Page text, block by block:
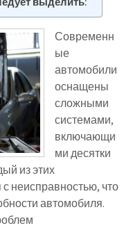
Современн
ые
автомобили
оснащены
сложными
системами,
включающи
ми десятки
из этих
неисправностью, что
автомобиля.